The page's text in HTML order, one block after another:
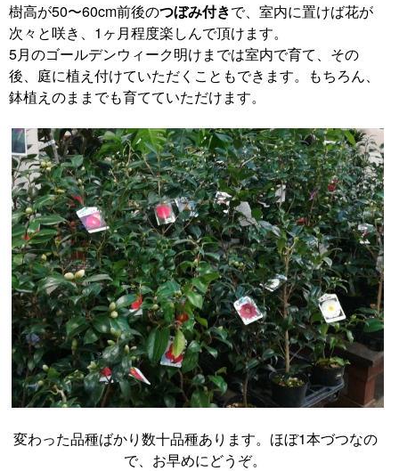
樹高が50〜60cm前後のつぼみ付きで、室内に置けば花が
次々と咲き、1ヶ月程度楽しんで頂けます。
5月のゴールデンウィーク明けまでは室内で育て、その
後、庭に植え付けていただくこともできます。もちろん、
鉢植えのままでも育てていただけます。
変わった品種ばかり数十品種あります。ほぼ1本づつなの
で、お早めにどうぞ。